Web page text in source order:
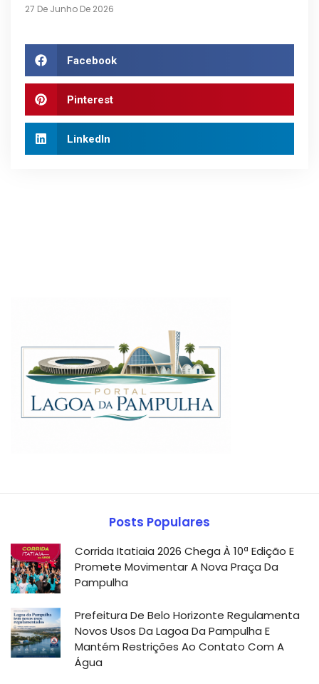
27 De Junho De 2026
Facebook
Pinterest
LinkedIn
Posts Populares
Corrida Itatiaia 2026 Chega À 10ª Edição E
Promete Movimentar A Nova Praça Da
Pampulha
Prefeitura De Belo Horizonte Regulamenta
Novos Usos Da Lagoa Da Pampulha E
Mantém Restrições Ao Contato Com A
Água